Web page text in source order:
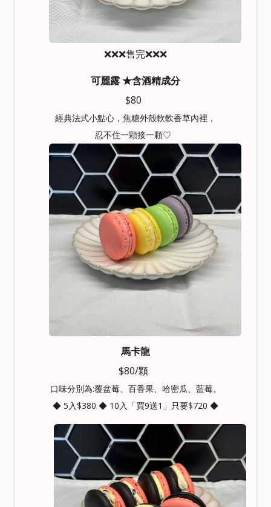
❌❌❌售完❌❌❌
可麗露★含酒精成分
$80
經典法式小點心，焦糖外殼軟軟香草內裡，
忍不住一顆接一顆♡
馬卡龍
$80/顆
口味分別為:覆盆莓、百香果、哈密瓜、藍莓。
◆ 5入$380 ◆ 10入「買9送1」只要$720 ◆